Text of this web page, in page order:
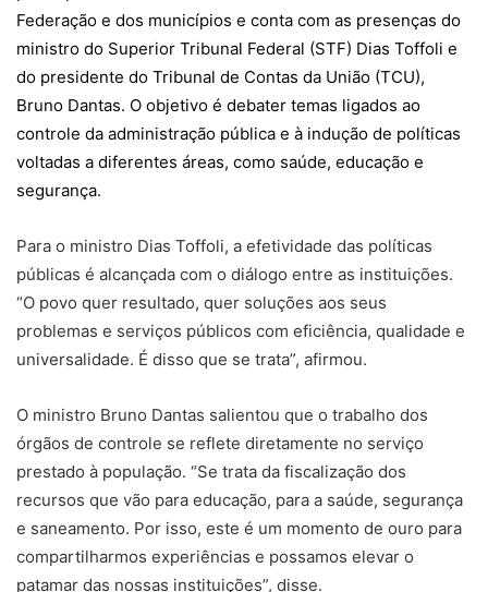
Federação e dos municípios e conta com as presenças do
ministro do Superior Tribunal Federal (STF) Dias Toffoli e
do presidente do Tribunal de Contas da União (TCU),
Bruno Dantas. O objetivo é debater temas ligados ao
controle da administração pública e à indução de políticas
voltadas a diferentes áreas, como saúde, educação e
segurança.
Para o ministro Dias Toffoli, a efetividade das políticas
públicas é alcançada com o diálogo entre as instituições.
“O povo quer resultado, quer soluções aos seus
problemas e serviços públicos com eficiência, qualidade e
universalidade. É disso que se trata”, afirmou.
O ministro Bruno Dantas salientou que o trabalho dos
órgãos de controle se reflete diretamente no serviço
prestado à população. “Se trata da fiscalização dos
recursos que vão para educação, para a saúde, segurança
e saneamento. Por isso, este é um momento de ouro para
compartilharmos experiências e possamos elevar o
patamar das nossas instituições”, disse.